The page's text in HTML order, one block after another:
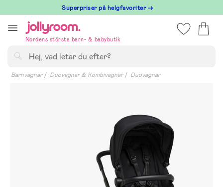
till
innehållet
Superpriser på helgfavoriter →
Nordens största barn- & babybutik
Barnvagnar Duovagnar & Kombivagnar Duovagnar